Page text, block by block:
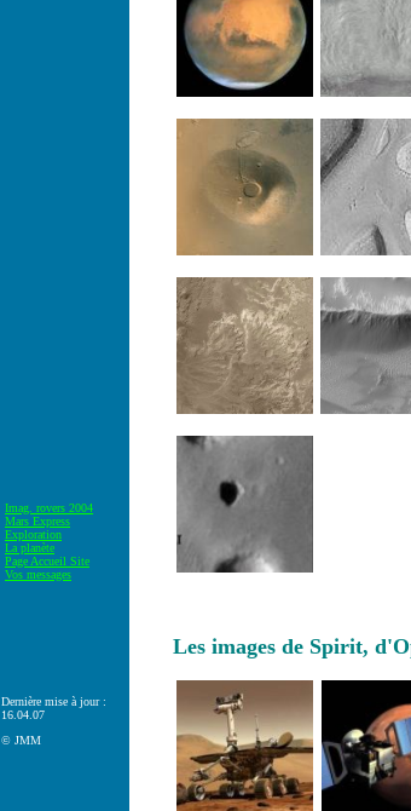
Imag. rovers 2004
Mars Express
Exploration
La planète
Page Accueil Site
Vos messages
Dernière mise à jour :
16.04.07
© JMM
Les images de Spirit,